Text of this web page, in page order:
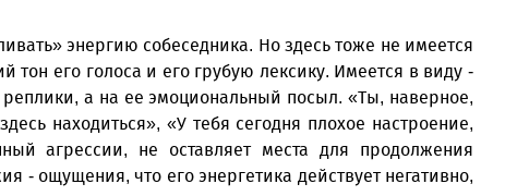
энергию собеседника. Но здесь тоже не имеется
тон его голоса и его грубую лексику. Имеется в виду -
а на ее эмоциональный посыл. «Ты, наверное,
находиться», «У тебя сегодня плохое настроение,
агрессии, не оставляет места для продолжения
- ощущения, что его энергетика действует негативно,